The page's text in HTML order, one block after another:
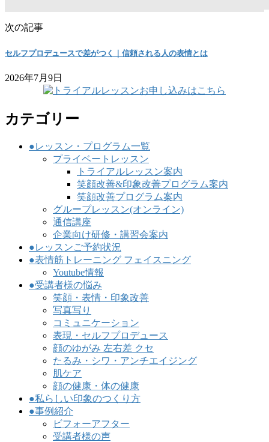
次の記事
セルフプロデュースで差がつく｜信頼される人の表情とは
2026年7月9日
カテゴリー
●レッスン・プログラム一覧
プライベートレッスン
トライアルレッスン案内
笑顔改善&印象改善プログラム案内
笑顔改善プログラム案内
グループレッスン(オンライン)
通信講座
企業向け研修・講習会案内
●レッスンご予約状況
●表情筋トレーニング フェイスニング
Youtube情報
●受講者様の悩み
笑顔・表情・印象改善
写真写り
コミュニケーション
表現・セルフプロデュース
顔のゆがみ 左右差 クセ
たるみ・シワ・アンチエイジング
肌ケア
顔の健康・体の健康
●私らしい印象のつくり方
●事例紹介
ビフォーアフター
受講者様の声